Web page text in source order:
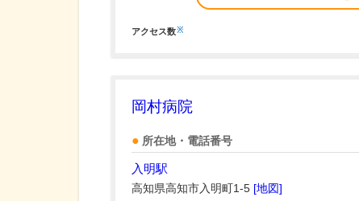
アクセス数※
岡村病院
所在地・電話番号
入明駅
高知県高知市入明町1-5 [地図]